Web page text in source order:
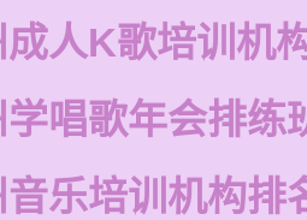
人K歌培训机
唱歌年会排练
乐培训机构排